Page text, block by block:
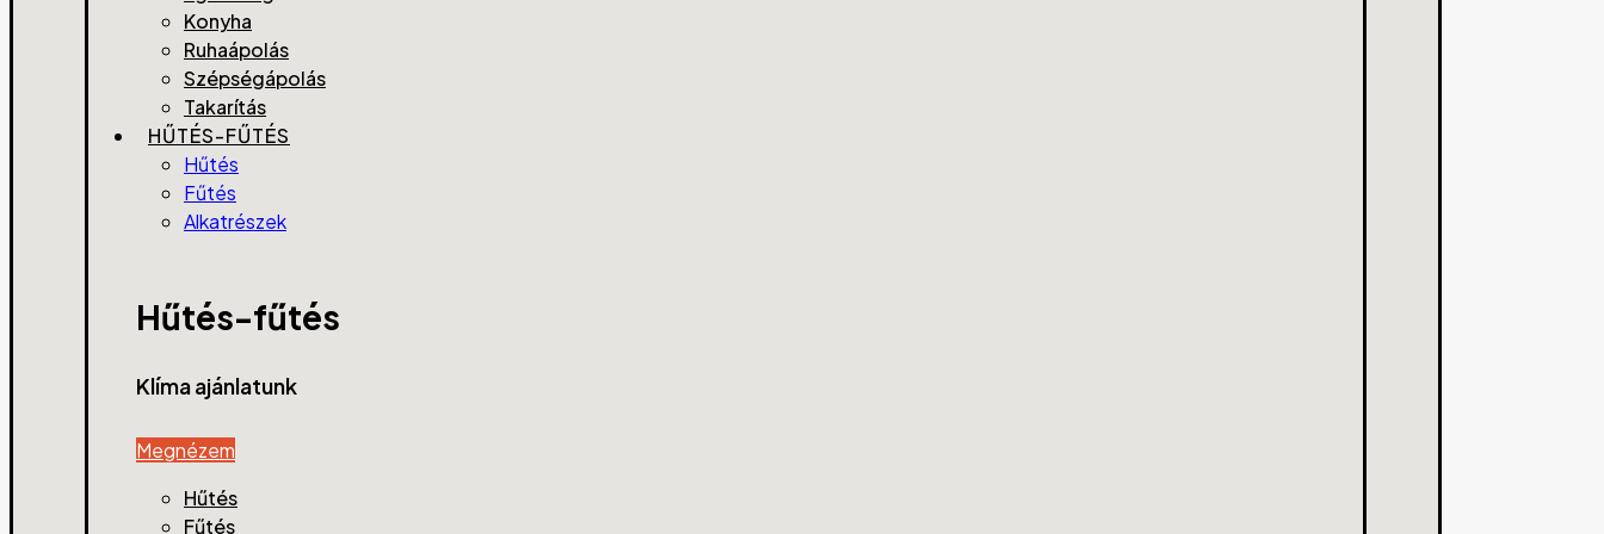
Konyha
Ruhaápolás
Szépségápolás
Takarítás
HŰTÉS-FŰTÉS
Hűtés
Fűtés
Alkatrészek
Hűtés-fűtés
Klíma ajánlatunk
Megnézem
Hűtés
Fűtés